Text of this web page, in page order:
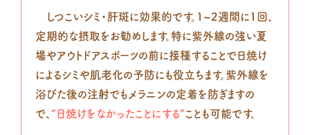
しつこいシミ・肝斑に効果的です。1~2週間に1回、
定期的な摂取をお勧めします。特に紫外線の強い夏
場やアウトドアスポーツの前に接種することで日焼け
によるシミや肌老化の予防にも役立ちます。紫外線を
浴びた後の注射でもメラニンの定着を防ぎますの
で、 “日焼けをなかったことにする”ことも可能です。